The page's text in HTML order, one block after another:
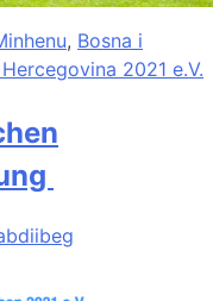
, Bosna i
2021 e.V.